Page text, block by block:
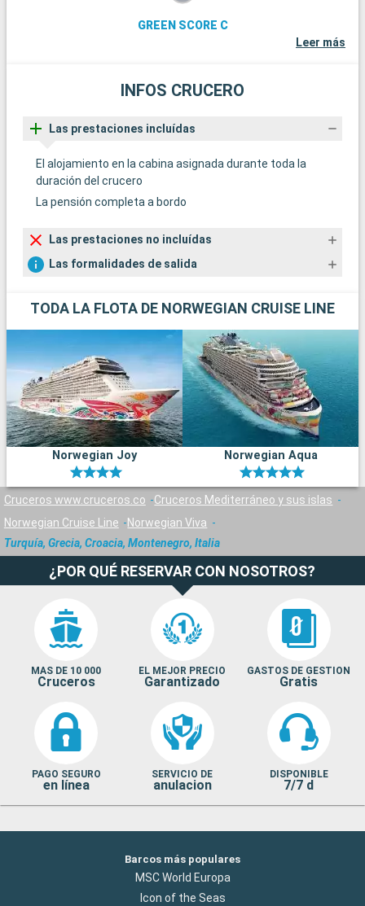
GREEN SCORE C
Leer más
INFOS CRUCERO
Las prestaciones incluídas
El alojamiento en la cabina asignada durante toda la
duración del crucero
La pensión completa a bordo
Las prestaciones no incluídas
Las formalidades de salida
TODA LA FLOTA DE NORWEGIAN CRUISE LINE
Norwegian Joy Norwegian Aqua
Cruceros www.cruceros.co
Cruceros Mediterráneo y sus islas
Norwegian Cruise Line
Norwegian Viva
Turquía, Grecia, Croacia, Montenegro, Italia
¿POR QUÉ RESERVAR CON NOSOTROS?
MAS DE 10 000
Cruceros
EL MEJOR PRECIO
Garantizado
GASTOS DE GESTION
Gratis
PAGO SEGURO
en línea
SERVICIO DE
anulacion
DISPONIBLE
7/7 d
Barcos más populares
MSC World Europa
Icon of the Seas